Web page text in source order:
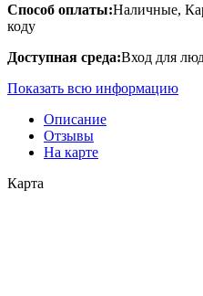
Способ оплаты:Наличные,
коду
Доступная среда:Вход для
Показать всю информацию
Описание
Отзывы
На карте
Карта